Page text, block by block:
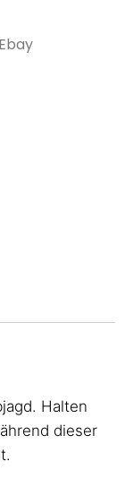
Halten
dieser